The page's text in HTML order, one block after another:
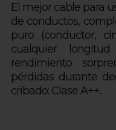
El mejor cable para
de conductos,
puro (conductor,
cualquier
rendimiento
pérdidas durante
cribado: Clase A++.